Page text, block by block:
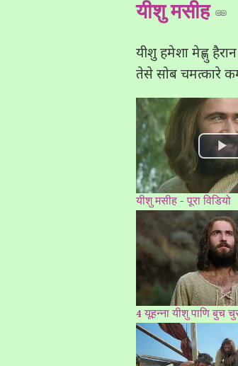
यीशु मसीह
यीशु हमेशा मेह्णु
तेसे सोब चमत्कारे
यीशु मसीह - पूरा विडियो
4 यूहन्ना यीशु पाणि बुच